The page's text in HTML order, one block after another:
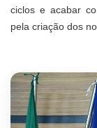
ciclos e acabar
pela criação dos